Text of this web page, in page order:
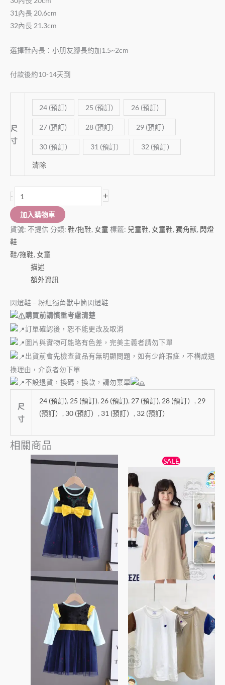
31內長 20.6cm
32內長 21.3cm
選擇鞋內長：小朋友腳長約加1.5~2cm
付款後約10-14天到
尺
寸
24 (預訂) 25 (預訂) 26 (預訂)
27 (預訂) 28 (預訂） 29 (預訂）
30 (預訂） 31 (預訂） 32 (預訂）
清除
- +
加入購物車
貨號: 不提供 分類: 鞋/拖鞋,女童 標籤: 兒童鞋,女童鞋,獨角獸, 閃燈
鞋
鞋/拖鞋,女童
描述
額外資訊
閃燈鞋 – 粉紅獨角獸中筒閃燈鞋
購買前請慎重考慮清楚
訂單確認後，恕不能更改及取消
圖片與實物可能略有色差，完美主義者請勿下單
出貨前會先檢查貨品有無明顯問題，如有少許瑕疵，不構成退
換理由，介意者勿下單
不設退貨，換碼，換款，請勿棄單
尺
寸
24 (預訂), 25 (預訂), 26 (預訂), 27 (預訂), 28 (預訂） , 29
(預訂） , 30 (預訂） , 31 (預訂） , 32 (預訂）
相關商品
種
式。
可
在
產
選
SALE
格：
$89。
目
前
格：
$79。
產
品
有
多
種
款
式。
可
在
頁
面
選